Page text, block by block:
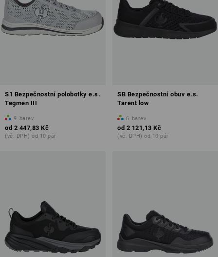
S1 Bezpečnostní polobotky e.s.
Tegmen III
9 barev
od 2 447,83 Kč
(vč. DPH) od 10 pár
SB Bezpečnostní obuv e.s.
Tarent low
6 barev
od 2 121,13 Kč
(vč. DPH) od 10 pár